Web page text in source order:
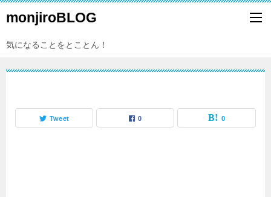
monjiroBLOG
気になることをとことん！
Tweet 0 0